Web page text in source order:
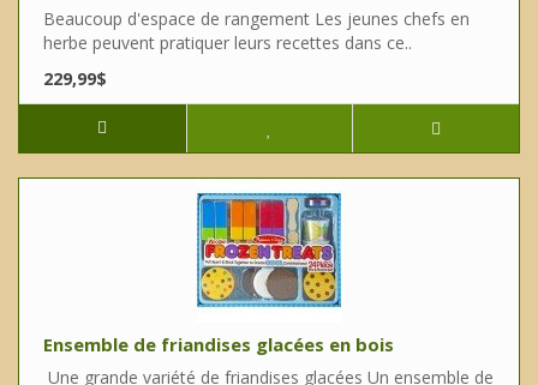
Beaucoup d'espace de rangement Les jeunes chefs en
herbe peuvent pratiquer leurs recettes dans ce..
229,99$
Ensemble de friandises glacées en bois
Une grande variété de friandises glacées Un ensemble de